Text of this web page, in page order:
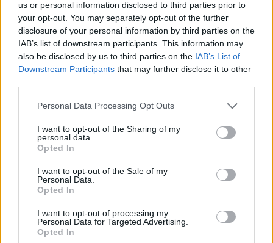
us or personal information disclosed to third parties prior to
your opt-out. You may separately opt-out of the further
disclosure of your personal information by third parties on the
IAB’s list of downstream participants. This information may
also be disclosed by us to third parties on the IAB’s List of
Downstream Participants that may further disclose it to other
Personal Data Processing Opt Outs
I want to opt-out of the Sharing of my
personal data.
Opted In
I want to opt-out of the Sale of my
Personal Data.
Opted In
I want to opt-out of processing my
Personal Data for Targeted Advertising.
Opted In